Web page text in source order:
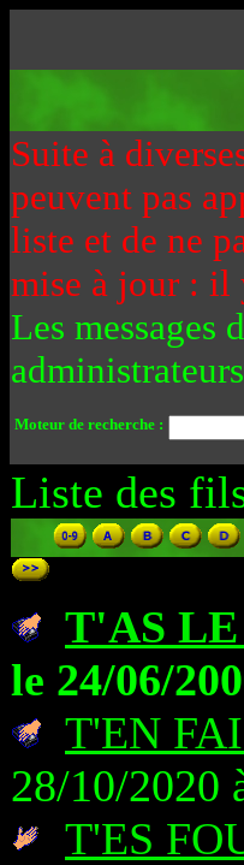
Suite à
peuvent pas
liste et de ne
mise à jour : il
Les messages
Moteur de recherche :
Liste des
T'AS
le 24/06/
T'EN
28/10/2020
T'ES